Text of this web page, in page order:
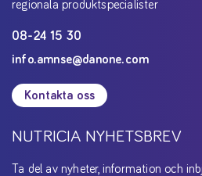
regionala produktspecialister
08-24 15 30
info.amnse@danone.com
Kontakta oss
NUTRICIA NYHETSBREV
Ta del av nyheter, information och